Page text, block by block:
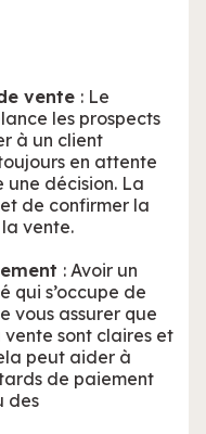
vente : Le
les prospects
à un client
en attente
une décision. La
de confirmer la
vente.
: Avoir un
qui s’occupe de
vous assurer que
sont claires et
peut aider à
de paiement
des